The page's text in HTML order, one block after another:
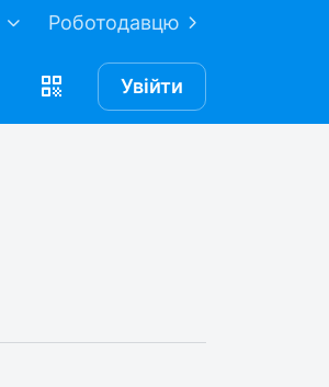
Роботодавцю
Увійти